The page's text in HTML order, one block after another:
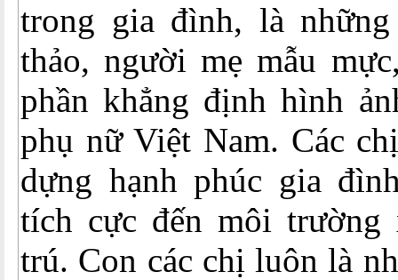
trong gia đình, là
thảo, người mẹ mẫu
phần khẳng định hình
phụ nữ Việt Nam. Các
dựng hạnh phúc gia
tích cực đến môi
trú. Con các chị luôn là